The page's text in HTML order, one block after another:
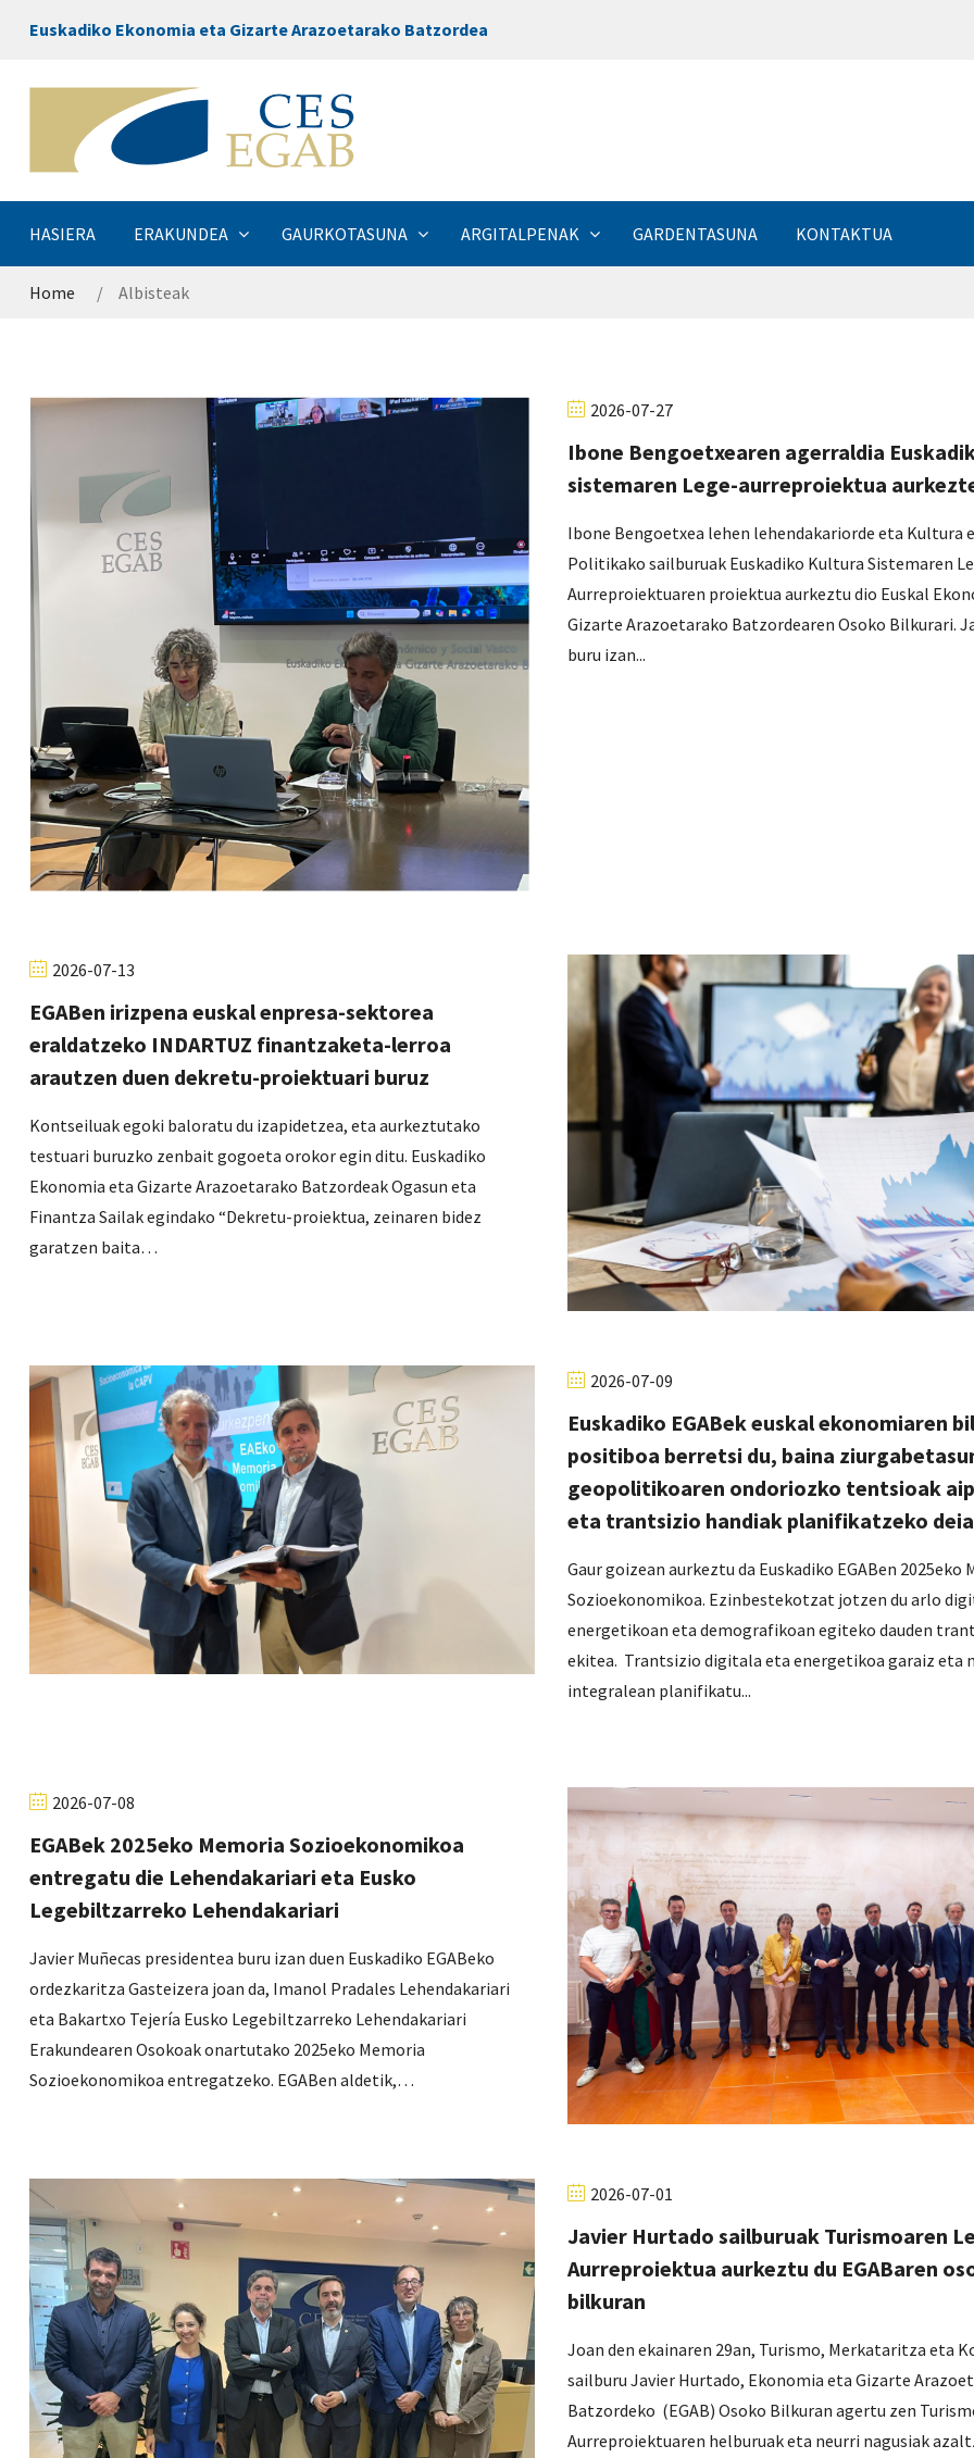
Euskadiko Ekonomia eta Gizarte Arazoetarako Batzordea
HASIERA ERAKUNDEA GAURKOTASUNA ARGITALPENAK GARDENTASUNA KONTAKTUA
Home Albisteak
2026-07-27
Ibone Bengoetxearen agerraldia
sistemaren Lege-aurreproiektua
Ibone Bengoetxea lehen lehendakariorde eta Kultura
Politikako sailburuak Euskadiko Kultura Sistemaren
Aurreproiektuaren proiektua aurkeztu dio Euskal
Gizarte Arazoetarako Batzordearen Osoko Bilkurari.
buru izan...
2026-07-13
EGABen irizpena euskal enpresa-sektorea
eraldatzeko INDARTUZ finantzaketa-lerroa
arautzen duen dekretu-proiektuari buruz
Kontseiluak egoki baloratu du izapidetzea, eta aurkeztutako
testuari buruzko zenbait gogoeta orokor egin ditu. Euskadiko
Ekonomia eta Gizarte Arazoetarako Batzordeak Ogasun eta
Finantza Sailak egindako “Dekretu-proiektua, zeinaren bidez
garatzen baita…
2026-07-09
Euskadiko EGABek euskal ekonomiaren
positiboa berretsi du, baina
geopolitikoaren ondoriozko tentsioak
eta trantsizio handiak planifikatzeko
Gaur goizean aurkeztu da Euskadiko EGABen 2025eko
Sozioekonomikoa. Ezinbestekotzat jotzen du arlo
energetikoan eta demografikoan egiteko dauden
ekitea. Trantsizio digitala eta energetikoa garaiz eta
integralean planifikatu...
2026-07-08
EGABek 2025eko Memoria Sozioekonomikoa
entregatu die Lehendakariari eta Eusko
Legebiltzarreko Lehendakariari
Javier Muñecas presidentea buru izan duen Euskadiko EGABeko
ordezkaritza Gasteizera joan da, Imanol Pradales Lehendakariari
eta Bakartxo Tejería Eusko Legebiltzarreko Lehendakariari
Erakundearen Osokoak onartutako 2025eko Memoria
Sozioekonomikoa entregatzeko. EGABen aldetik,…
2026-07-01
Javier Hurtado sailburuak Turismoaren
Aurreproiektua aurkeztu du EGABaren
bilkuran
Joan den ekainaren 29an, Turismo, Merkataritza eta
sailburu Javier Hurtado, Ekonomia eta Gizarte
Batzordeko (EGAB) Osoko Bilkuran agertu zen
Aurreproiektuaren helburuak eta neurri nagusiak